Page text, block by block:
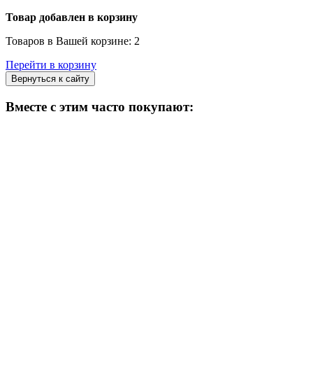
Товар добавлен в корзину
Товаров в Вашей корзине: 2
Перейти в корзину
Вернуться к сайту
Вместе с этим часто покупают: